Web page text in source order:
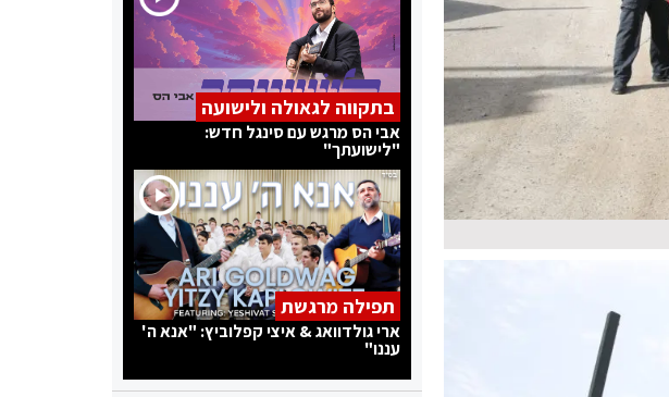
בתקווה לגאולה ולישועה
אבי הס מרגש עם סינגל חדש:
"לישועתך"
תפילה מרגשת
ארי גולדוואג & איצי קפלוביץ: "אנא ה'
עננו"